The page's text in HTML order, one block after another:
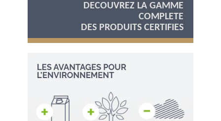
DECOUVREZ LA GAMME
COMPLETE
DES PRODUITS CERTIFIES